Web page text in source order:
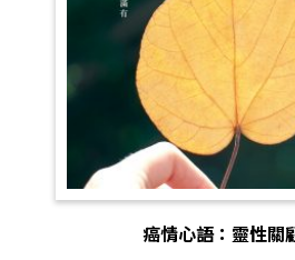
癌情心語：靈性關